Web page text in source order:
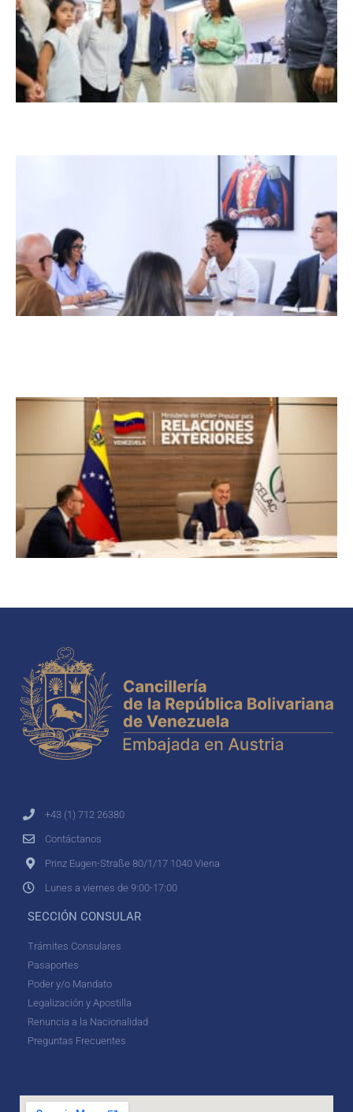
+43 (1) 712 26380
Contáctanos
Prinz Eugen-Straße 80/1/17 1040 Viena
Lunes a viernes de 9:00-17:00
SECCIÓN CONSULAR
Trámites Consulares
Pasaportes
Poder y/o Mandato
Legalización y Apostilla
Renuncia a la Nacionalidad
Preguntas Frecuentes